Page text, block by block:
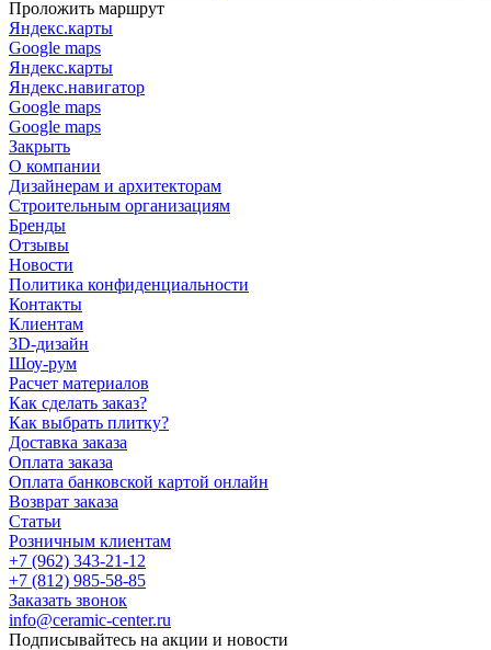
Проложить маршрут
Яндекс.карты
Google maps
Яндекс.карты
Яндекс.навигатор
Google maps
Google maps
Закрыть
О компании
Дизайнерам и архитекторам
Строительным организациям
Бренды
Отзывы
Новости
Политика конфиденциальности
Контакты
Клиентам
3D-дизайн
Шоу-рум
Расчет материалов
Как сделать заказ?
Как выбрать плитку?
Доставка заказа
Оплата заказа
Оплата банковской картой онлайн
Возврат заказа
Статьи
Розничным клиентам
+7 (962) 343-21-12
+7 (812) 985-58-85
Заказать звонок
info@ceramic-center.ru
Подписывайтесь на акции и новости